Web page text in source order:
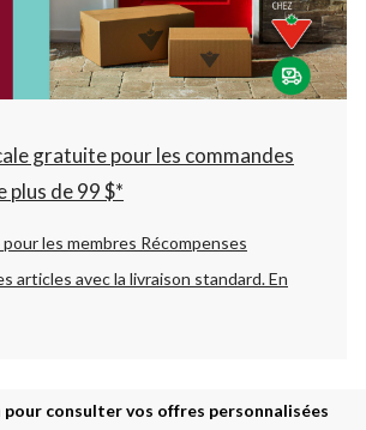
Fermé,
Ouverture
à
06:00
changer
gratuite pour les commandes
plus de 99 $*
les membres Récompenses
articles avec la livraison standard.En
pour consulter vos offres personnalisées